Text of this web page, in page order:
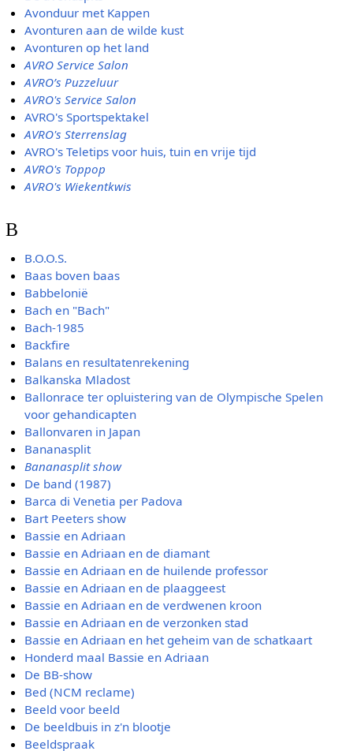
Avonduur met Kappen
Avonturen aan de wilde kust
Avonturen op het land
AVRO Service Salon
AVRO’s Puzzeluur
AVRO's Service Salon
AVRO's Sportspektakel
AVRO's Sterrenslag
AVRO's Teletips voor huis, tuin en vrije tijd
AVRO's Toppop
AVRO's Wiekentkwis
B
B.O.O.S.
Baas boven baas
Babbelonië
Bach en "Bach"
Bach-1985
Backfire
Balans en resultatenrekening
Balkanska Mladost
Ballonrace ter opluistering van de Olympische Spelen
voor gehandicapten
Ballonvaren in Japan
Bananasplit
Bananasplit show
De band (1987)
Barca di Venetia per Padova
Bart Peeters show
Bassie en Adriaan
Bassie en Adriaan en de diamant
Bassie en Adriaan en de huilende professor
Bassie en Adriaan en de plaaggeest
Bassie en Adriaan en de verdwenen kroon
Bassie en Adriaan en de verzonken stad
Bassie en Adriaan en het geheim van de schatkaart
Honderd maal Bassie en Adriaan
De BB-show
Bed (NCM reclame)
Beeld voor beeld
De beeldbuis in z'n blootje
Beeldspraak